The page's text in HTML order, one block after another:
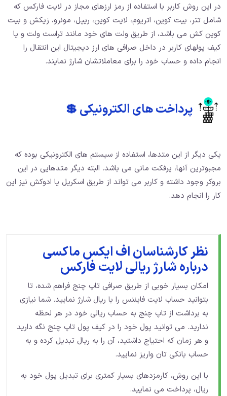
در این روش کاربر با استفاده از رمز ارزهای مجاز در لایت فارکس که
شامل تتر، بیت کوین، اتریوم، لایت کوین، ریپل، مونرو، زیکش و بیت
کوین کش می باشد، از طریق ولت های خود مانند تراست ولت و یا
کیف پولهای کاربر در داخل صرافی های ارز دیجیتال این انتقال را
انجام داده و حساب خود را برای معاملاتشان شارژ نمایند.
پرداخت های الکترونیکی 💲
یکی دیگر از این متدها، استفاده از سیستم های الکترونیکی بوده که
مجبوترین آنها، پرفکت مانی می باشد. البته دیگر متدهایی در این
بروکر وجود داشته و کاربر می تواند از طریق اسکریل یا ادوکش نیز این
کار را انجام دهد.
نظر کارشناسان اف ایکس ماکسی
درباره شارژ ریالی لایت فارکس
امکان بسیار خوبی از طریق صرافی تاپ چنج فراهم شده، تا
بتوانید حساب لایت فایننس را با ریال شارژ نمایید. شما نیازی
به برداشت از تاپ چنج به حساب ریالی خود در هر لحظه
ندارید. می توانید پول خود را در کیف پول تاپ چنج نگه دارید
و هر زمان که احتیاج داشتید، آن را به ریال تبدیل کرده و به
حساب بانکی تان واریز نمایید.
با این روش، کارمزدهای بسیار کمتری برای تبدیل پول خود به
ریال، پرداخت می نمایید.